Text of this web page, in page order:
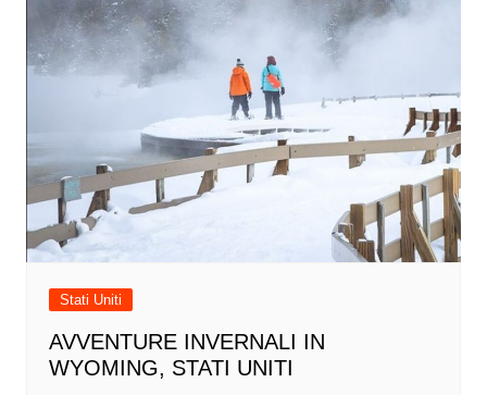
Stati Uniti
AVVENTURE INVERNALI IN
WYOMING, STATI UNITI